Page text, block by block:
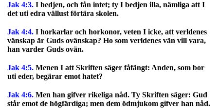
Jak 4:3. I bedjen, och fån intet; ty I bedjen illa, nämliga att I
det uti edra vällust förtära skolen.
Jak 4:4. I horkarlar och horkonor, veten I icke, att verldenes
vänskap är Guds ovänskap? Ho som verldenes vän vill vara,
han varder Guds ovän.
Jak 4:5. Menen I att Skriften säger fåfängt: Anden, som bor
uti eder, begärar emot hatet?
Jak 4:6. Men han gifver rikeliga nåd. Ty Skriften säger: Gud
står emot de högfärdiga; men dem ödmjukom gifver han nåd.